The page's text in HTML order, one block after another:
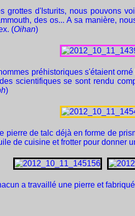
grottes d'Isturits, nous pouvons
des os... A sa manière,
(Oihan)
préhistoriques s'étaient
scientifiques se sont rendu
)
pierre de talc déjà en forme de
de cuisine et frotter pour donner
a travaillé une pierre et